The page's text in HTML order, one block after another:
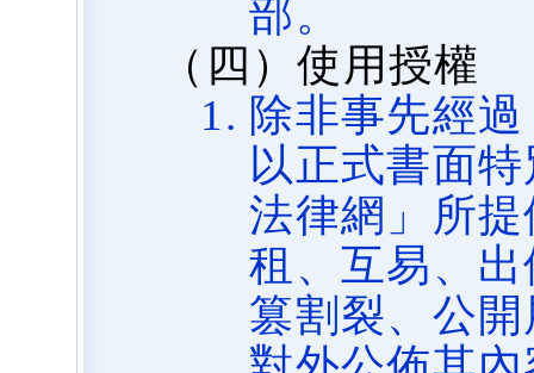
部。
（四）使用授權
除非事先經
以正式書面
法律網」所
租、互易、
篡割裂、公